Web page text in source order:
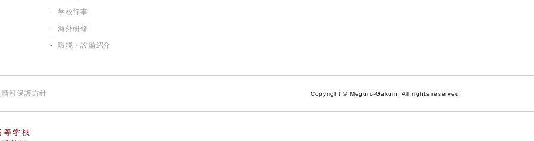
学校行事
海外研修
環境・設備紹介
報保護方針 Copyright © Meguro-Gakuin. All rights reserved.